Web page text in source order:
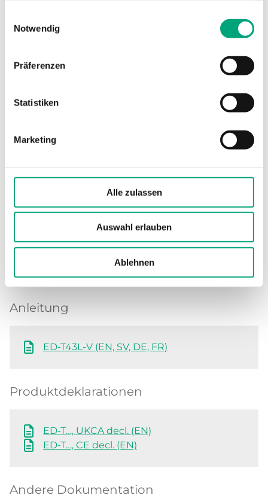
Notwendig
Präferenzen
Statistiken
Marketing
Alle zulassen
Auswahl erlauben
Ablehnen
Software und Dokumentation
Produktblatt
ED-T43L-V (EN)
ED-T43L-V (DE)
Anleitung
ED-T43L-V (EN, SV, DE, FR)
Produktdeklarationen
ED-T…, UKCA decl. (EN)
ED-T…, CE decl. (EN)
Andere Dokumentation